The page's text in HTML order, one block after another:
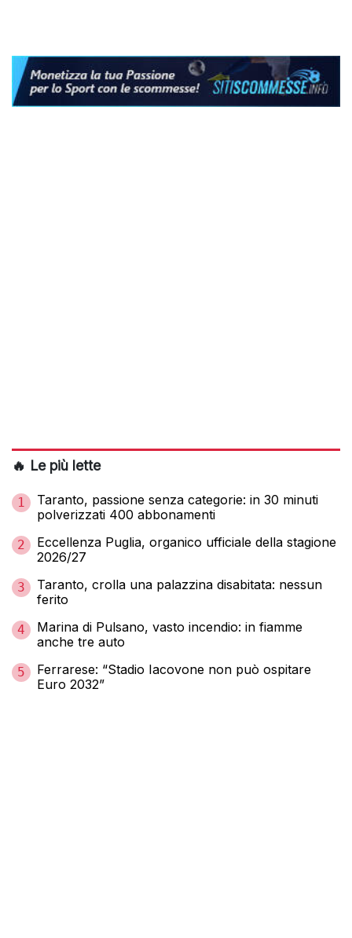
🔥 Le più lette
1
Taranto, passione senza categorie: in 30 minuti
polverizzati 400 abbonamenti
2
Eccellenza Puglia, organico ufficiale della stagione
2026/27
3
Taranto, crolla una palazzina disabitata: nessun
ferito
4
Marina di Pulsano, vasto incendio: in fiamme
anche tre auto
5
Ferrarese: “Stadio Iacovone non può ospitare
Euro 2032”